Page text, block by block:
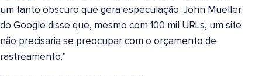
um tanto obscuro que gera especulação. John Mueller
do Google disse que, mesmo com 100 mil URLs, um site
não precisaria se preocupar com o orçamento de
rastreamento.”